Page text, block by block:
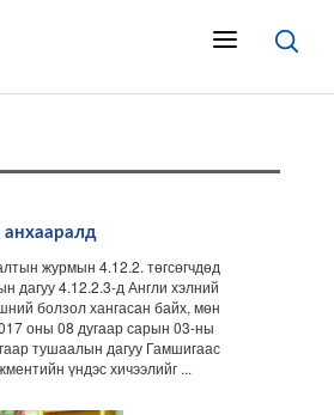
журмын 4.12.2. төгсөгчдөд
дагуу 4.12.2.3-д Англи хэлний
болзол хангасан байх, мөн
оны 08 дугаар сарын 03-ны
тушаалын дагуу Гамшигаас
үндэс хичээлийг ...